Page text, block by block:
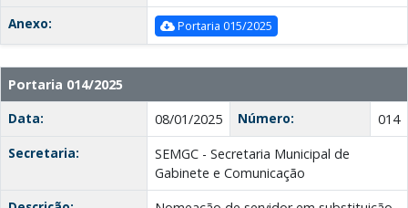
Anexo:
Portaria 015/2025
Portaria 014/2025
Data:
08/01/2025 Número:
014
Secretaria:
SEMGC - Secretaria Municipal de
Gabinete e Comunicação